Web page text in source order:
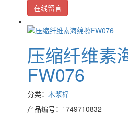
在线留言
压缩纤维素
FW076
分类： 木浆棉
产品编号：1749710832